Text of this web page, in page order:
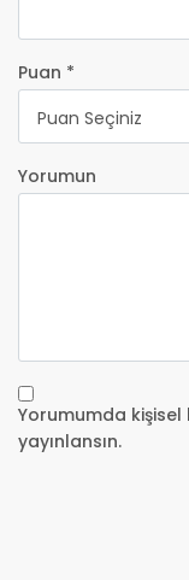
Puan *
Puan Seçiniz
Yorumun
Yorumumda
yayınlansın.